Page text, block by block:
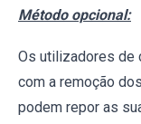
Método opcional:
Os utilizadores de
com a remoção
podem repor as